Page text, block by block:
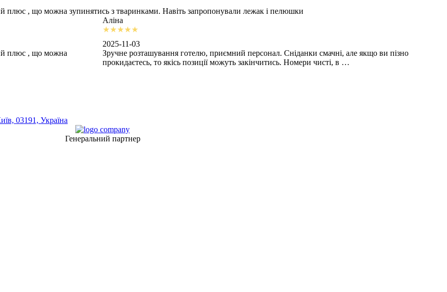
плюс , що можна зупинятись з тваринками. Навіть запропонували лежак і пелюшки
плюс , що можна
Аліна
2025-11-03
Зручне розташування готелю, приємний персонал. Сніданки смачні, але якщо ви пізно
прокидаєтесь, то якісь позиції можуть закінчитись. Номери чисті, в …
03191, Україна
Генеральний партнер